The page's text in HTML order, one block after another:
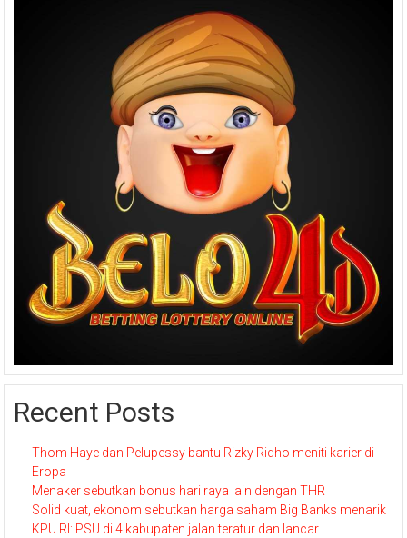
Recent Posts
Thom Haye dan Pelupessy bantu Rizky Ridho meniti karier di
Eropa
Menaker sebutkan bonus hari raya lain dengan THR
Solid kuat, ekonom sebutkan harga saham Big Banks menarik
KPU RI: PSU di 4 kabupaten jalan teratur dan lancar